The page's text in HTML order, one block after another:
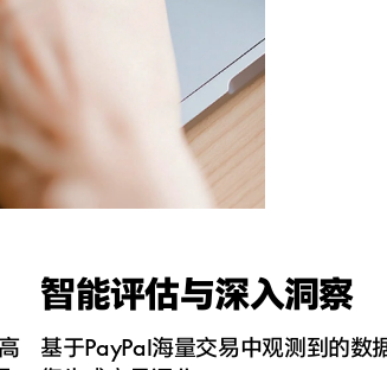
智能评估与深入洞察
基于PayPal海量交易中观测到的数